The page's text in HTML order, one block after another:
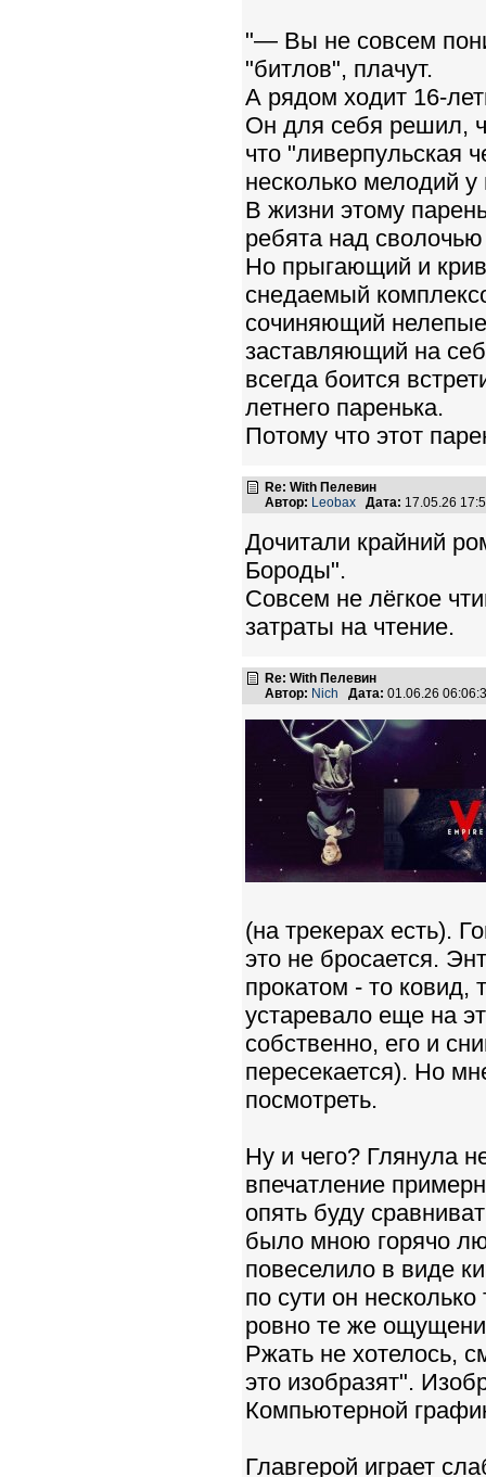
"— Вы не совсем
"битлов", плачут.
А рядом ходит 16-
Он для себя решил,
что "ливерпульская
несколько мелодий
В жизни этому
ребята над
Но прыгающий и
снедаемый
сочиняющий
заставляющий на
всегда боится
летнего паренька.
Потому что этот
Re: With Пелевин
Автор: Leobax Дата: 17.05.26
Дочитали крайний
Бороды".
Совсем не лёгкое
затраты на чтение.
Re: With Пелевин
Автор: Nich Дата: 01.06.26
(на трекерах есть).
это не бросается.
прокатом - то ковид,
устаревало еще на
собственно, его и
пересекается). Но
посмотреть.
Ну и чего? Глянула
впечатление
опять буду
было мною горячо
повеселило в виде
по сути он
ровно те же
Ржать не хотелось,
это изобразят".
Компьютерной
Главгерой играет